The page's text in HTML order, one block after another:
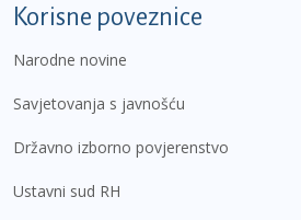
Korisne poveznice
Narodne novine
Savjetovanja s javnošću
Državno izborno povjerenstvo
Ustavni sud RH